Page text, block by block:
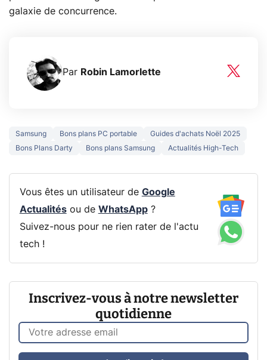
galaxie de concurrence.
Par Robin Lamorlette
Samsung Bons plans PC portable
Guides d'achats Noël 2025
Bons Plans Darty
Bons plans Samsung Actualités High-Tech
Vous êtes un utilisateur de Google
Actualitésou de WhatsApp?
Suivez-nous pour ne rien rater de l'actu
tech !
Inscrivez-vous à notre newsletter
quotidienne